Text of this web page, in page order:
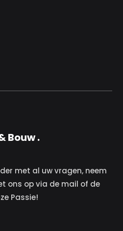
Bouw .
met al uw vragen, neem
ons op via de mail of de
Passie!